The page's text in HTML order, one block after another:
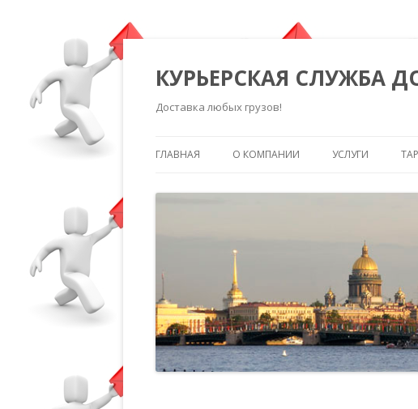
КУРЬЕРСКАЯ СЛУЖБА
Доставка любых грузов!
ГЛАВНАЯ О КОМПАНИИ УСЛУГИ